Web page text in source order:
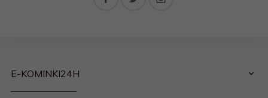
E-KOMINKI24H